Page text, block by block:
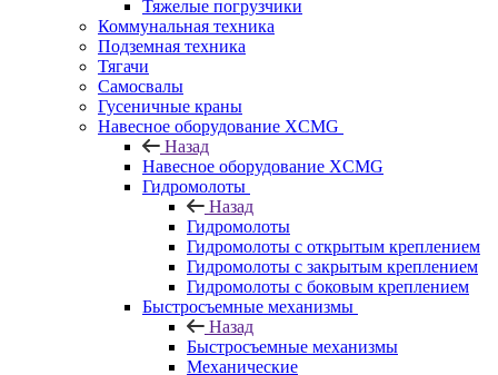
Тяжелые погрузчики
Коммунальная техника
Подземная техника
Тягачи
Самосвалы
Гусеничные краны
Навесное оборудование XCMG
Назад
Навесное оборудование XCMG
Гидромолоты
Назад
Гидромолоты
Гидромолоты с открытым креплением
Гидромолоты с закрытым креплением
Гидромолоты с боковым креплением
Быстросъемные механизмы
Назад
Быстросъемные механизмы
Механические